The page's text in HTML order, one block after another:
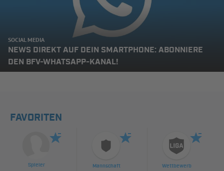
SOCIAL MEDIA
NEWS DIREKT AUF DEIN SMARTPHONE: ABONNIERE
DEN BFV-WHATSAPP-KANAL!
FAVORITEN
Spieler Mannschaft Wettbewerb